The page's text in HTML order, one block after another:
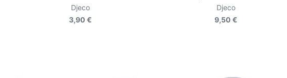
Djeco
3,90 €
Djeco
9,50 €